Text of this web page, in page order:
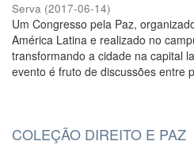
Serva (2017-06-14)
Um Congresso pela Paz,
América Latina e realizado no
transformando a cidade na capital
evento é fruto de discussões entre
COLEÇÃO DIREITO E PAZ